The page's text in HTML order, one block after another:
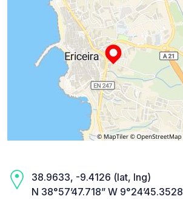
38.9633, -9.4126 (lat, lng)
N 38°57’47.718” W